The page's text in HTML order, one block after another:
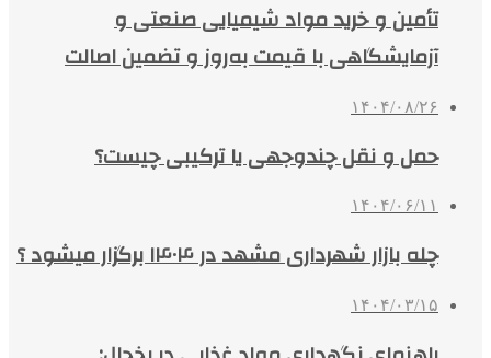
تأمین و خرید مواد شیمیایی صنعتی و
آزمایشگاهی با قیمت به‌روز و تضمین اصالت
۱۴۰۴/۰۸/۲۶
حمل و نقل چندوجهی یا ترکیبی چیست؟
۱۴۰۴/۰۶/۱۱
چله بازار شهرداری مشهد در ۱۴۰۴ برگزار میشود ؟
۱۴۰۴/۰۳/۱۵